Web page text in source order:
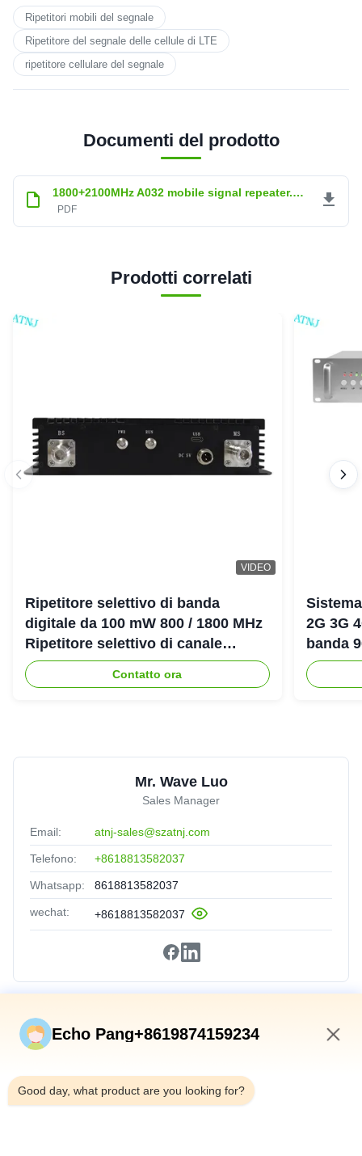
Ripetitori mobili del segnale
Ripetitore del segnale delle cellule di LTE
ripetitore cellulare del segnale
Documenti del prodotto
1800+2100MHz A032 mobile signal repeater.pdf
PDF
Prodotti correlati
VIDEO
Ripetitore selettivo di banda
digitale da 100 mW 800 / 1800 MHz
Ripetitore selettivo di canale
digitale LTE DCS Bda Pico
Contatto ora
2G 3G
banda
Mr. Wave Luo
Sales Manager
Email: atnj-sales@szatnj.com
Telefono: +8618813582037
Whatsapp: 8618813582037
wechat: +8618813582037
Collegamenti Rapidi
Prodotti
Su Di Noi
Echo Pang+8619874159234
Good day, what product are you looking for?